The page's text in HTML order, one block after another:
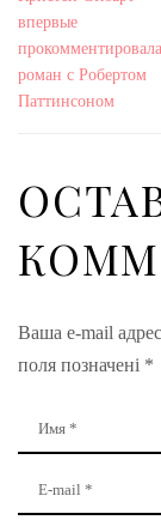
впервые
прокомментировала
роман с Робертом
Паттинсоном
Ваша e-mail
поля позначені *